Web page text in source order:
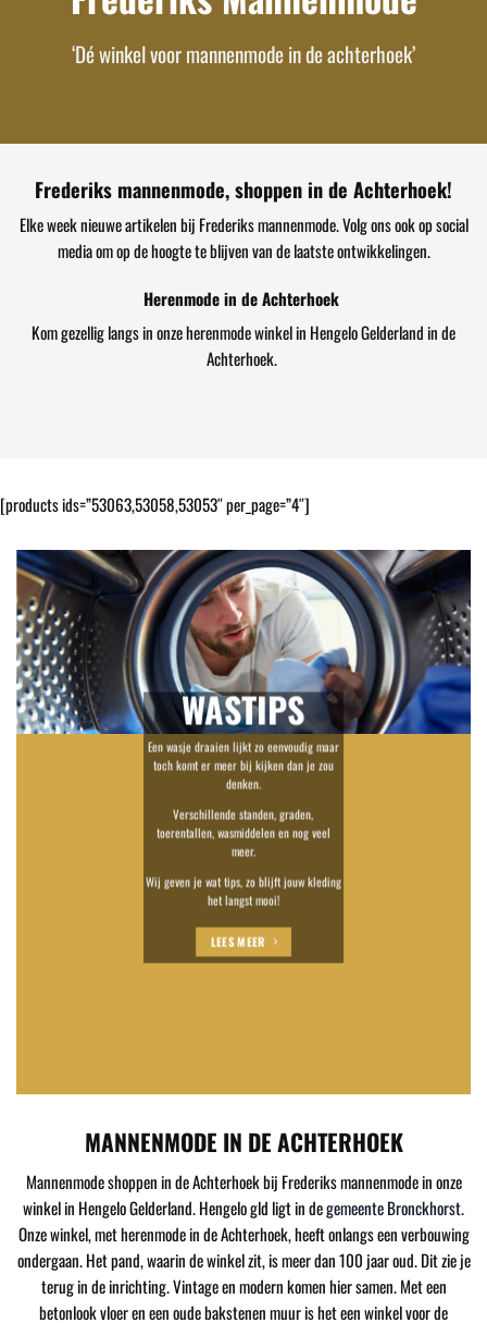
‘Dé winkel voor mannenmode in de achterhoek’
Frederiks mannenmode, shoppen in de Achterhoek!
Elke week nieuwe artikelen bij Frederiks mannenmode. Volg ons ook op social
media om op de hoogte te blijven van de laatste ontwikkelingen.
Herenmode in de Achterhoek
Kom gezellig langs in onze herenmode winkel in Hengelo Gelderland in de
Achterhoek.
[products ids=”53063,53058,53053″ per_page=”4″]
WASTIPS
Een wasje draaien lijkt zo eenvoudig maar
toch komt er meer bij kijken dan je zou
denken.
Verschillende standen, graden,
toerentallen, wasmiddelen en nog veel
meer.
Wij geven je wat tips, zo blijft jouw kleding
het langst mooi!
LEES MEER
MANNENMODE IN DE ACHTERHOEK
Mannenmode shoppen in de Achterhoek bij Frederiks mannenmode in onze
winkel in Hengelo Gelderland. Hengelo gld ligt in degemeente Bronckhorst.
Onze winkel, met herenmode in de Achterhoek, heeft onlangs een verbouwing
ondergaan. Het pand, waarin de winkel zit, is meer dan 100 jaar oud. Dit zie je
terug in de inrichting. Vintage en modern komen hier samen. Met een
betonlook vloer en een oude bakstenen muur is het een winkel voor de